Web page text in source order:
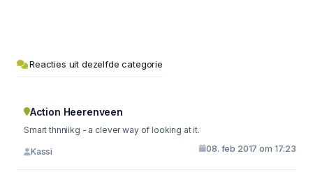
Reacties uit dezelfde categorie
Action Heerenveen
Smart thnniikg - a clever way of looking at it.
Kassi 08. feb 2017 om 17:23